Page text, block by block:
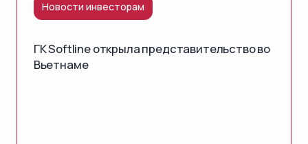
Новости инвесторам
ГК Softline открыла представительство во
Вьетнаме